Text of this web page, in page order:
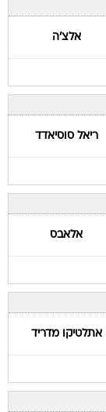
אלצ'ה
ריאל סוסיאדד
אלאבס
אתלטיקו מדריד